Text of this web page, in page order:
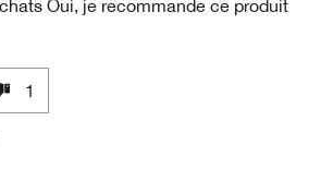
Oui, je recommande ce produit
1